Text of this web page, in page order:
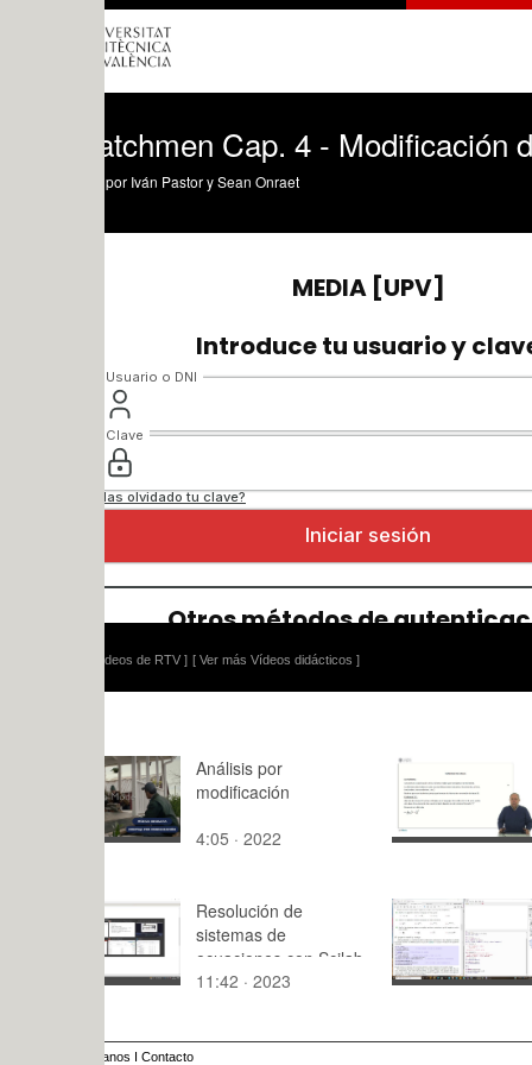
Cap. 4 - Modificación del
Iván Pastor y Sean Onraet
[ Ver más Vídeos didácticos ]
Análisis por
modificación
4:05 · 2022
Números
9:41 · 2018
Resolución de
sistemas de
ecuaciones con Scilab
11:42 · 2023
video2s7
13:18 ·